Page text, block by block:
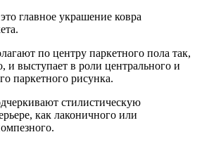
главное украшение ковра
по центру паркетного пола так,
и выступает в роли центрального и
паркетного рисунка.
стилистическую
как лаконичного или